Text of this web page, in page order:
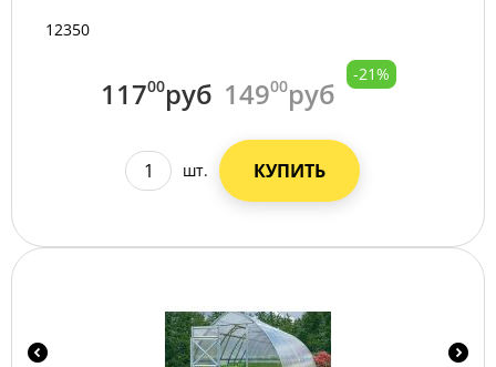
12350
11700руб 14900руб
-21%
шт. КУПИТЬ